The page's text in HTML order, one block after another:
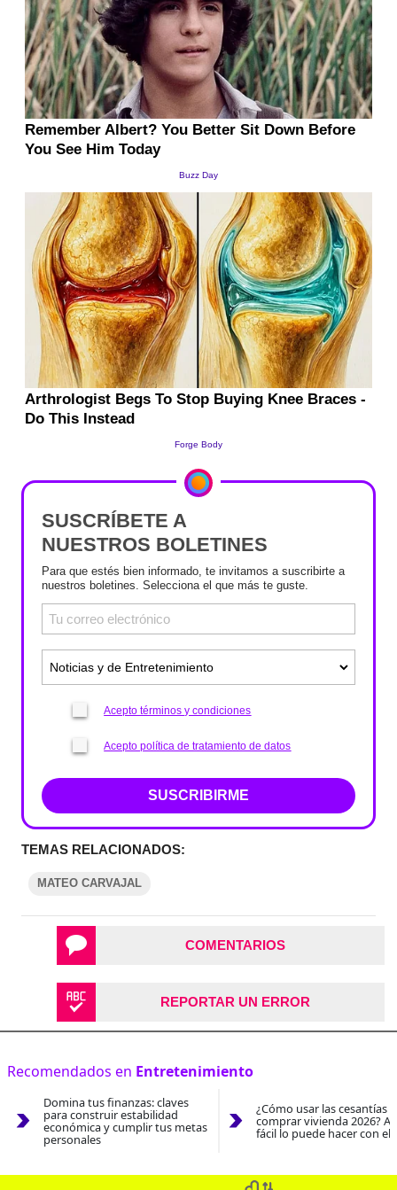
SUSCRÍBETE A
NUESTROS BOLETINES
Para que estés bien informado, te invitamos a suscribirte a
nuestros boletines. Selecciona el que más te guste.
Acepto términos y condiciones
Acepto política de tratamiento de datos
SUSCRIBIRME
TEMAS RELACIONADOS:
MATEO CARVAJAL
COMENTARIOS
REPORTAR UN ERROR
Recomendados en Entretenimiento
Domina tus finanzas: claves
para construir estabilidad
económica y cumplir tus metas
personales
¿Cómo usar las cesantías
comprar vivienda 2026?
fácil lo puede hacer con el